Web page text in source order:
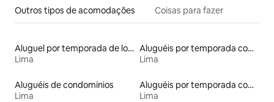
Outros tipos de acomodações Coisas para fazer
Aluguel por temporada de lofts
Lima
Aluguéis por temporada com banheira de hidromassagem
Lima
Aluguéis de condomínios
Lima
Aluguéis por temporada com caiaque
Lima